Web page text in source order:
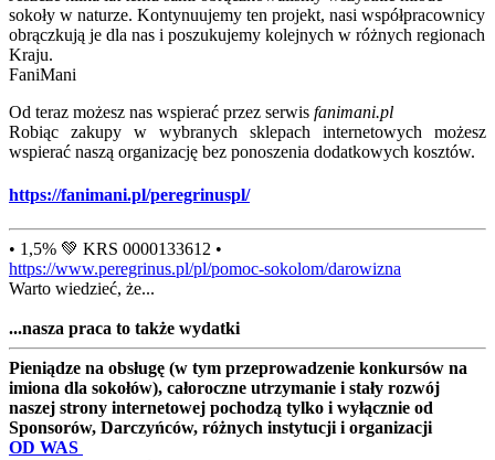
sokoły w naturze. Kontynuujemy ten projekt, nasi współpracownicy
obrączkują je dla nas i poszukujemy kolejnych w różnych regionach
Kraju.
FaniMani
Od teraz możesz nas wspierać przez serwis fanimani.pl
Robiąc zakupy w wybranych sklepach internetowych możesz
wspierać naszą organizację bez ponoszenia dodatkowych kosztów.
https://fanimani.pl/peregrinuspl/
• 1,5% 💚 KRS 0000133612 •
https://www.peregrinus.pl/pl/pomoc-sokolom/darowizna
Warto wiedzieć, że...
...nasza praca to także wydatki
Pieniądze na obsługę (w tym przeprowadzenie konkursów na
imiona dla sokołów), całoroczne utrzymanie i stały rozwój
naszej strony internetowej pochodzą tylko i wyłącznie od
Sponsorów, Darczyńców, różnych instytucji i organizacji
OD WAS